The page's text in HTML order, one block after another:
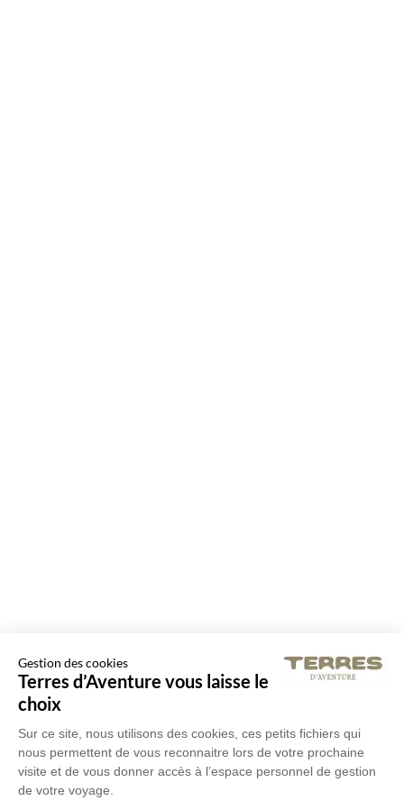
Gestion des cookies
Terres d’Aventure vous laisse le
choix
Sur ce site, nous utilisons des cookies, ces petits fichiers qui
nous permettent de vous reconnaitre lors de votre prochaine
visite et de vous donner accès à l’espace personnel de gestion
de votre voyage.